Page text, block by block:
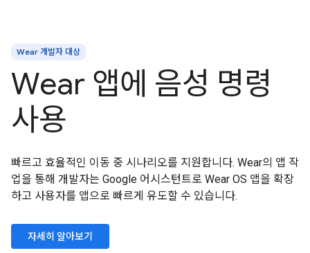
Wear 개발자 대상
Wear 앱에 음성 명령
사용
빠르고 효율적인 이동 중 시나리오를 지원합니다. Wear의 앱 작
업을 통해 개발자는 Google 어시스턴트로 Wear OS 앱을 확장
하고 사용자를 앱으로 빠르게 유도할 수 있습니다.
자세히 알아보기